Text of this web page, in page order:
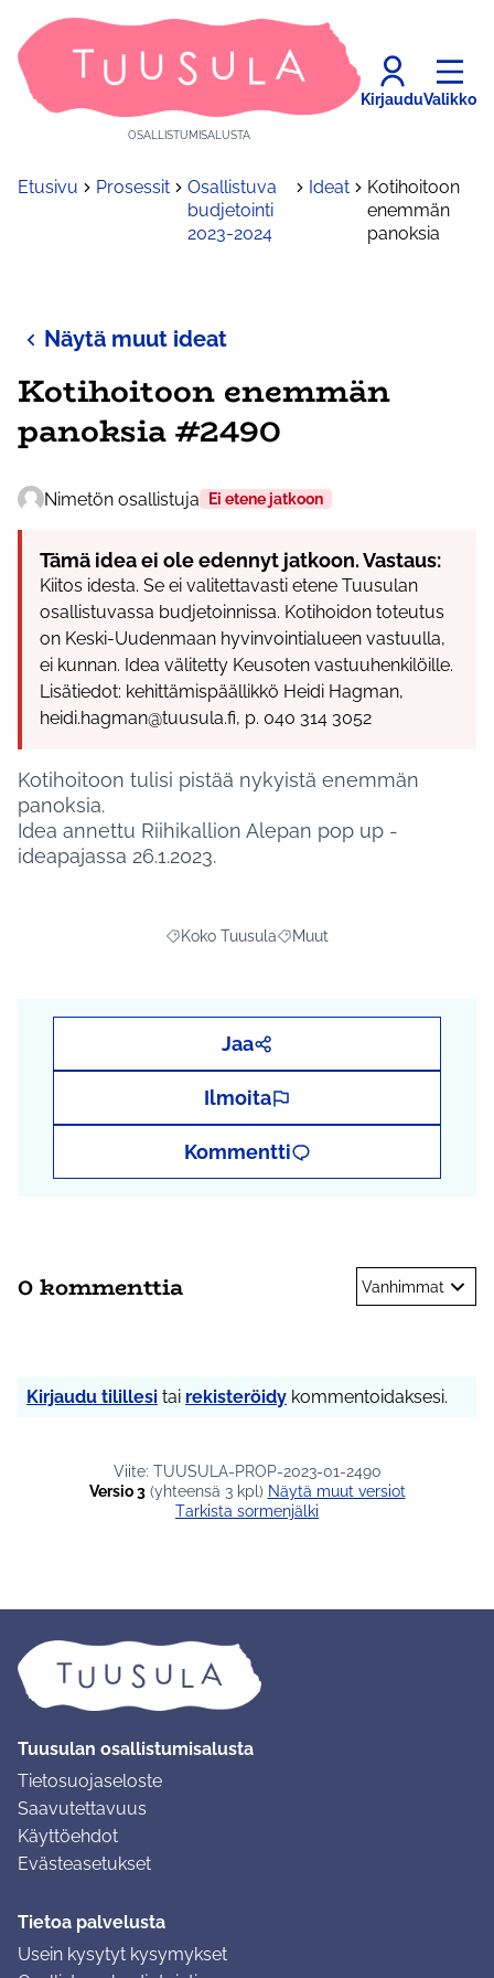
OSALLISTUMISALUSTA
KirjauduValikko
Etusivu Prosessit
Osallistuva
budjetointi
2023-2024
Ideat
Kotihoitoon
enemmän
panoksia
Näytä muut ideat
Kotihoitoon enemmän
panoksia #2490
Nimetön osallistuja Ei etene jatkoon
Tämä idea ei ole edennyt jatkoon. Vastaus:
Kiitos idesta. Se ei valitettavasti etene Tuusulan
osallistuvassa budjetoinnissa. Kotihoidon toteutus
on Keski-Uudenmaan hyvinvointialueen vastuulla,
ei kunnan. Idea välitetty Keusoten vastuuhenkilöille.
Lisätiedot: kehittämispäällikkö Heidi Hagman,
heidi.hagman@tuusula.fi, p. 040 314 3052
Kotihoitoon tulisi pistää nykyistä enemmän
panoksia.
Idea annettu Riihikallion Alepan pop up -
ideapajassa 26.1.2023.
Rajaa tulokset aihepiirin mukaan: Koko
Koko Tuusula Rajaa tulokset teeman
Muut
Jaa
Ilmoita
Kommentti
0 kommenttia Vanhimmat
Kirjaudu tilillesi tai rekisteröidy kommentoidaksesi.
Viite: TUUSULA-PROP-2023-01-2490
Versio 3(yhteensä 3 kpl)
näytä muut versiot
Tarkista sormenjälki
Tuusulan osallistumisalusta
Tietosuojaseloste
Saavutettavuus
Käyttöehdot
Evästeasetukset
Tietoa palvelusta
Usein kysytyt kysymykset